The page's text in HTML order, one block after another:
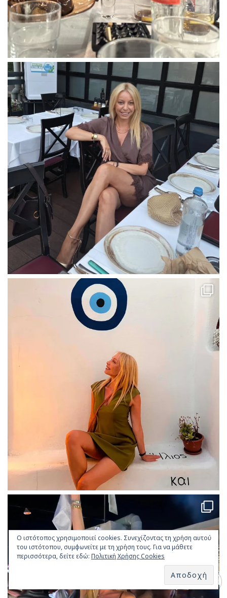
Ο ιστότοπος χρησιμοποιεί cookies. Συνεχίζοντας τη χρήση αυτού
του ιστότοπου, συμφωνείτε με τη χρήση τους. Για να μάθετε
περισσότερα, δείτε εδώ: Πολιτική Χρήσης Cookies